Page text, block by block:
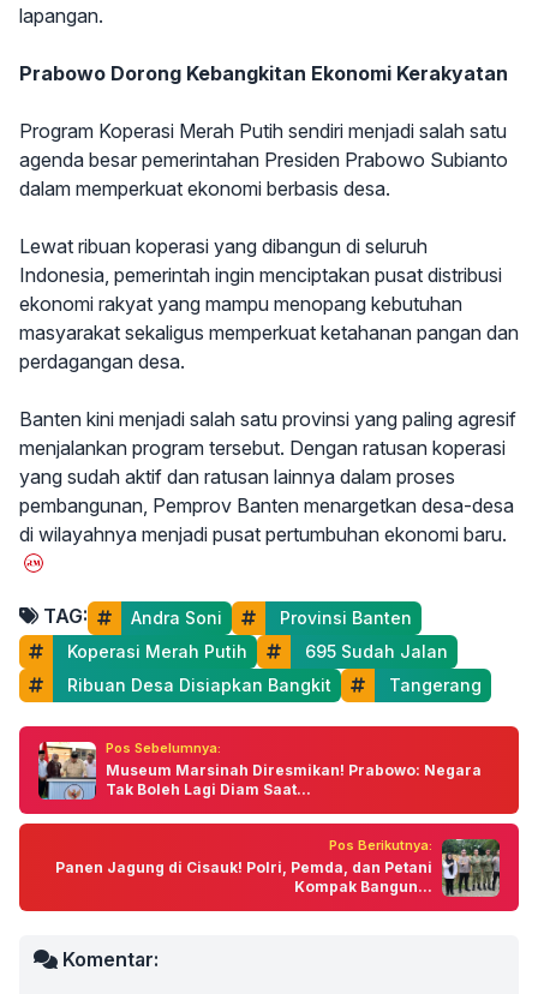
lapangan.
Prabowo Dorong Kebangkitan Ekonomi Kerakyatan
Program Koperasi Merah Putih sendiri menjadi salah satu
agenda besar pemerintahan Presiden Prabowo Subianto
dalam memperkuat ekonomi berbasis desa.
Lewat ribuan koperasi yang dibangun di seluruh
Indonesia, pemerintah ingin menciptakan pusat distribusi
ekonomi rakyat yang mampu menopang kebutuhan
masyarakat sekaligus memperkuat ketahanan pangan dan
perdagangan desa.
Banten kini menjadi salah satu provinsi yang paling agresif
menjalankan program tersebut. Dengan ratusan koperasi
yang sudah aktif dan ratusan lainnya dalam proses
pembangunan, Pemprov Banten menargetkan desa-desa
di wilayahnya menjadi pusat pertumbuhan ekonomi baru.
TAG: Andra Soni
Provinsi Banten
Koperasi Merah Putih
695 Sudah Jalan
Ribuan Desa Disiapkan Bangkit
Tangerang
Pos Sebelumnya:
Museum Marsinah Diresmikan! Prabowo: Negara
Tak Boleh Lagi Diam Saat...
Pos Berikutnya:
Panen Jagung di Cisauk! Polri, Pemda, dan Petani
Kompak Bangun...
Komentar: